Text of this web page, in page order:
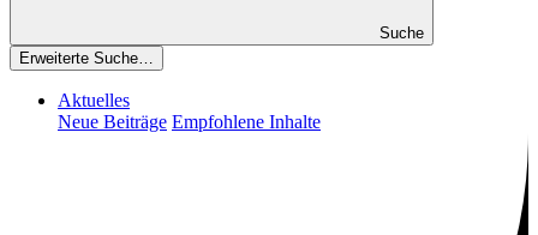
Suche
Erweiterte Suche…
Aktuelles
Neue Beiträge Empfohlene Inhalte